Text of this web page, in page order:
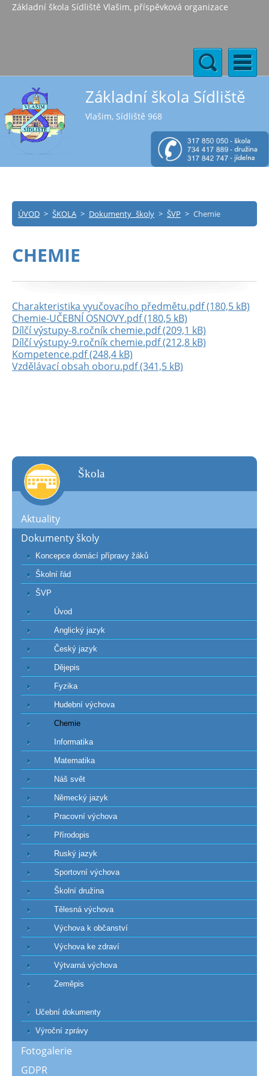
Základní škola Sídliště Vlašim, příspěvková organizace
Základní škola Sídliště
Vlašim, Sídliště 968
ÚVOD > ŠKOLA > Dokumenty školy > ŠVP > Chemie
CHEMIE
Charakteristika vyučovacího předmětu.pdf (180,5 kB)
Chemie-UČEBNÍ OSNOVY.pdf (180,5 kB)
Dílčí výstupy-8.ročník chemie.pdf (209,1 kB)
Dílčí výstupy-9.ročník chemie.pdf (212,8 kB)
Kompetence.pdf (248,4 kB)
Vzdělávací obsah oboru.pdf (341,5 kB)
škola
Aktuality
Dokumenty školy
Koncepce domácí přípravy žáků
Školní řád
ŠVP
Úvod
Anglický jazyk
Český jazyk
Dějepis
Fyzika
Hudební výchova
Chemie
Informatika
Matematika
Náš svět
Německý jazyk
Pracovní výchova
Přírodopis
Ruský jazyk
Sportovní výchova
Školní družina
Tělesná výchova
Výchova k občanství
Výchova ke zdraví
Výtvarná výchova
Zeměpis
Učební dokumenty
Výroční zprávy
Fotogalerie
GDPR